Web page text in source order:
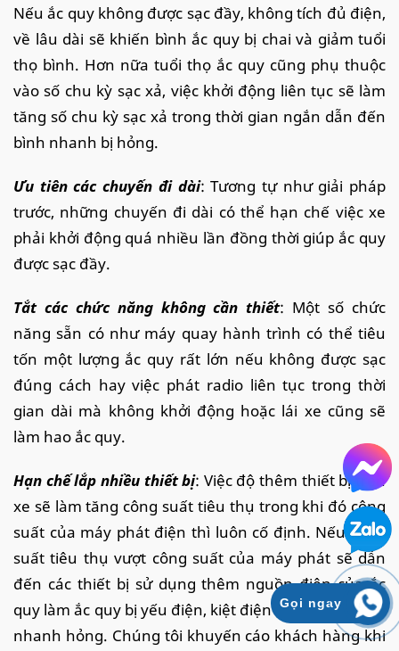
Nếu ắc quy không được sạc đầy, không tích đủ điện,
về lâu dài sẽ khiến bình ắc quy bị chai và giảm tuổi
thọ bình. Hơn nữa tuổi thọ ắc quy cũng phụ thuộc
vào số chu kỳ sạc xả, việc khởi động liên tục sẽ làm
tăng số chu kỳ sạc xả trong thời gian ngắn dẫn đến
bình nhanh bị hỏng.
Ưu tiên các chuyến đi dài: Tương tự như giải pháp
trước, những chuyến đi dài có thể hạn chế việc xe
phải khởi động quá nhiều lần đồng thời giúp ắc quy
được sạc đầy.
Tắt các chức năng không cần thiết: Một số chức
năng sẵn có như máy quay hành trình có thể tiêu
tốn một lượng ắc quy rất lớn nếu không được sạc
đúng cách hay việc phát radio liên tục trong thời
gian dài mà không khởi động hoặc lái xe cũng sẽ
làm hao ắc quy.
Hạn chế lắp nhiều thiết bị: Việc độ thêm thiết bị trên
xe sẽ làm tăng công suất tiêu thụ trong khi đó công
suất của máy phát điện thì luôn cố định. Nếu công
suất tiêu thụ vượt công suất của máy phát sẽ dẫn
đến các thiết bị sử dụng thêm nguồn điện của ắc
quy làm ắc quy bị yếu điện, kiệt điện dẫn đến ắc quy
nhanh hỏng. Chúng tôi khuyến cáo khách hàng khi
Gọi ngay